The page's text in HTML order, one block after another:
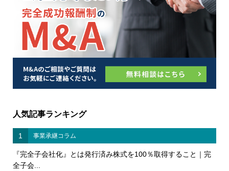
人気記事ランキング
1 事業承継コラム
『完全子会社化』とは発行済み株式を100％取得すること｜完
全子会...